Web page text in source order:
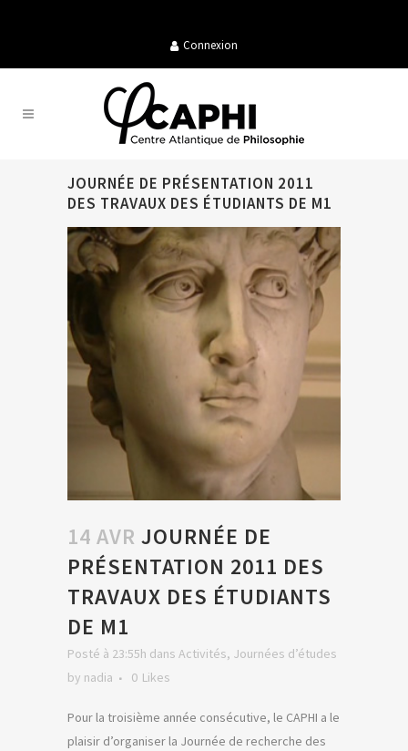
Connexion
JOURNÉE DE PRÉSENTATION 2011
DES TRAVAUX DES ÉTUDIANTS DE M1
14 AVR JOURNÉE DE
PRÉSENTATION 2011 DES
TRAVAUX DES ÉTUDIANTS
DE M1
Posté à 23:55h dans Activités, Journées d’études
by nadia 0 Likes
Pour la troisième année consécutive, le CAPHI a le
plaisir d’organiser la Journée de recherche des